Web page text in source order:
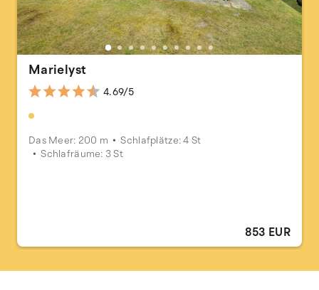
Marielyst
4.69/5
Das Meer: 200 m
Schlafplätze: 4 St
Schlafräume: 3 St
853 EUR